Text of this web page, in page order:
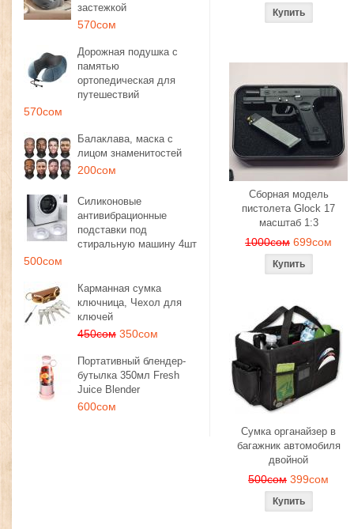
застежкой
570сом
Дорожная подушка с
памятью
ортопедическая для
путешествий
570сом
Балаклава, маска с
лицом знаменитостей
200сом
Силиконовые
антивибрационные
подставки под
стиральную машину 4шт
500сом
Карманная сумка
ключница, Чехол для
ключей
450сом 350сом
Портативный блендер-
бутылка 350мл Fresh
Juice Blender
600сом
Сборная модель
пистолета Glock 17
масштаб 1:3
1000сом 699сом
Сумка органайзер в
багажник автомобиля
двойной
500сом 399сом